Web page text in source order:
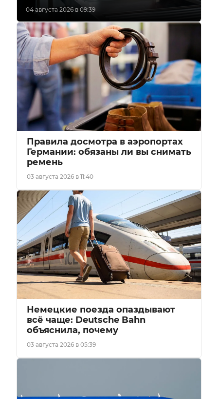
04 августа 2026 в 09:39
Правила досмотра в аэропортах
Германии: обязаны ли вы снимать
ремень
03 августа 2026 в 11:40
Немецкие поезда опаздывают
всё чаще: Deutsche Bahn
объяснила, почему
03 августа 2026 в 05:39